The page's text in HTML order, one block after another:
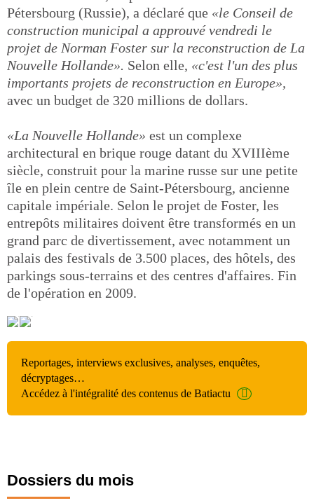
Pétersbourg (Russie), a déclaré que «le Conseil de
construction municipal a approuvé vendredi le
projet de Norman Foster sur la reconstruction de La
Nouvelle Hollande». Selon elle, «c'est l'un des plus
importants projets de reconstruction en Europe»,
avec un budget de 320 millions de dollars.
«La Nouvelle Hollande» est un complexe
architectural en brique rouge datant du XVIIIème
siècle, construit pour la marine russe sur une petite
île en plein centre de Saint-Pétersbourg, ancienne
capitale impériale. Selon le projet de Foster, les
entrepôts militaires doivent être transformés en un
grand parc de divertissement, avec notamment un
palais des festivals de 3.500 places, des hôtels, des
parkings sous-terrains et des centres d'affaires. Fin
de l'opération en 2009.
Reportages, interviews exclusives, analyses, enquêtes,
décryptages…
Accédez à l'intégralité des contenus de Batiactu
Dossiers du mois